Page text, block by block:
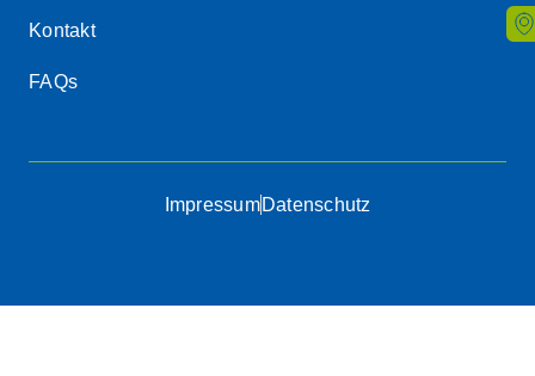
Kontakt
FAQs
ImpressumDatenschutz